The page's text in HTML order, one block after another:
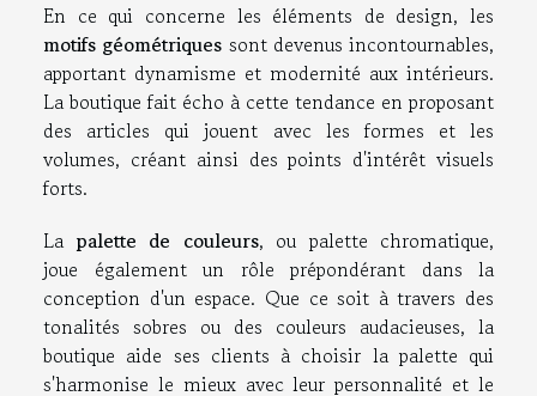
En ce qui concerne les éléments de design, les
motifs géométriques sont devenus incontournables,
apportant dynamisme et modernité aux intérieurs.
La boutique fait écho à cette tendance en proposant
des articles qui jouent avec les formes et les
volumes, créant ainsi des points d'intérêt visuels
forts.
La palette de couleurs, ou palette chromatique,
joue également un rôle prépondérant dans la
conception d'un espace. Que ce soit à travers des
tonalités sobres ou des couleurs audacieuses, la
boutique aide ses clients à choisir la palette qui
s'harmonise le mieux avec leur personnalité et le